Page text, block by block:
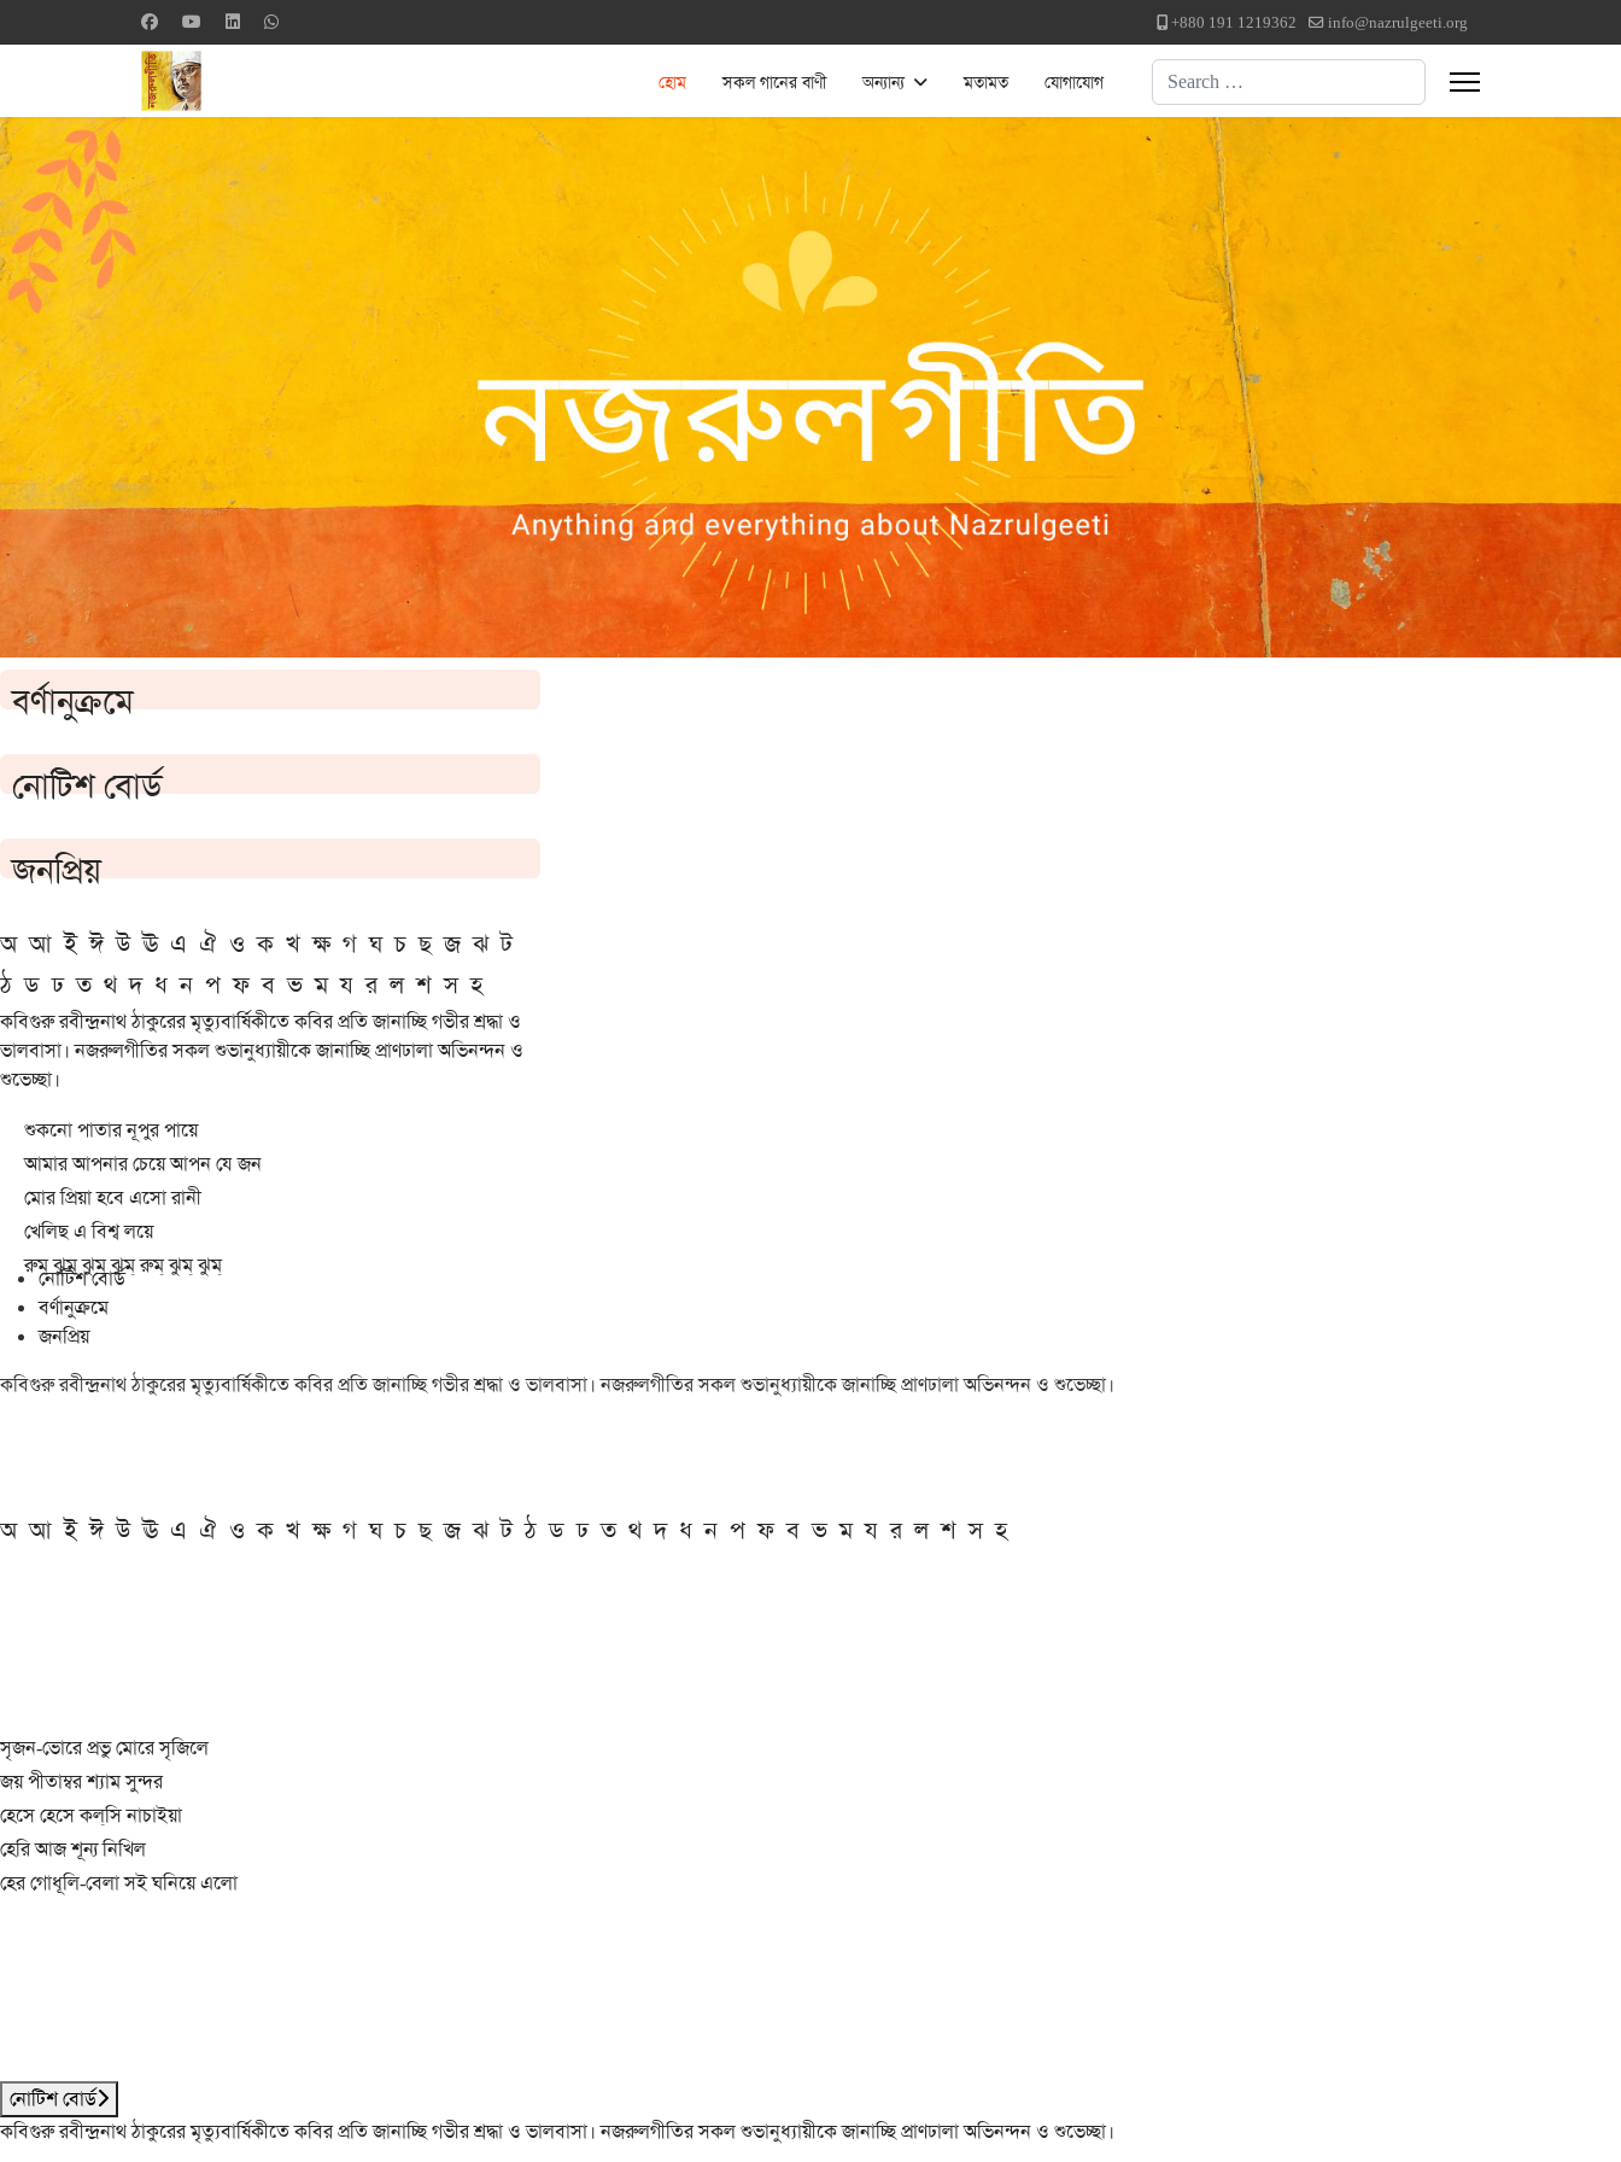
+880 191 1219362 info@nazrulgeeti.org
হোম সকল গানের বাণী অন্যান্য মতামত যোগাযোগ Search
বর্ণানুক্রমে
নোটিশ বোর্ড
জনপ্রিয়
অ আ ই ঈ উ ঊ এ ঐ ও ক খ ক্ষ গ ঘ চ ছ জ ঝ ট
ঠ ড ঢ ত থ দ ধ ন প ফ ব ভ ম য র ল শ স হ
কবিগুরু রবীন্দ্রনাথ ঠাকুরের মৃত্যুবার্ষিকীতে কবির প্রতি জানাচ্ছি গভীর শ্রদ্ধা ও
ভালবাসা। নজরুলগীতির সকল শুভানুধ্যায়ীকে জানাচ্ছি প্রাণঢালা অভিনন্দন ও
শুভেচ্ছা।
শুকনো পাতার নূপুর পায়ে
আমার আপনার চেয়ে আপন যে জন
মোর প্রিয়া হবে এসো রানী
খেলিছ এ বিশ্ব লয়ে
রুম্ ঝুম্ ঝুম্ ঝুম্ রুম্ ঝুম্ ঝুম্
নোটিশ বোর্ড
বর্ণানুক্রমে
জনপ্রিয়
কবিগুরু রবীন্দ্রনাথ ঠাকুরের মৃত্যুবার্ষিকীতে কবির প্রতি জানাচ্ছি গভীর শ্রদ্ধা ও ভালবাসা। নজরুলগীতির সকল শুভানুধ্যায়ীকে জানাচ্ছি প্রাণঢালা অভিনন্দন ও শুভেচ্ছা।
অ আ ই ঈ উ ঊ এ ঐ ও ক খ ক্ষ গ ঘ চ ছ জ ঝ ট ঠ ড ঢ ত থ দ ধ ন প ফ ব ভ ম য র ল শ স হ
সৃজন-ভোরে প্রভু মোরে সৃজিলে
জয় পীতাম্বর শ্যাম সুন্দর
হেসে হেসে কল্‌সি নাচাইয়া
হেরি আজ শূন্য নিখিল
হের গোধূলি-বেলা সই ঘনিয়ে এলো
নোটিশ বোর্ড
কবিগুরু রবীন্দ্রনাথ ঠাকুরের মৃত্যুবার্ষিকীতে কবির প্রতি জানাচ্ছি গভীর শ্রদ্ধা ও ভালবাসা। নজরুলগীতির সকল শুভানুধ্যায়ীকে জানাচ্ছি প্রাণঢালা অভিনন্দন ও শুভেচ্ছা।